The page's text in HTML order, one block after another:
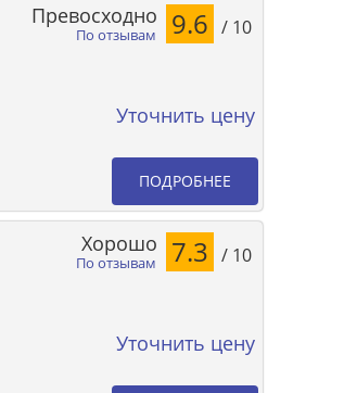
По отзывам
Превосходно 9.6 / 10
Уточнить цену
ПОДРОБНЕЕ
По отзывам
Хорошо 7.3 / 10
Уточнить цену